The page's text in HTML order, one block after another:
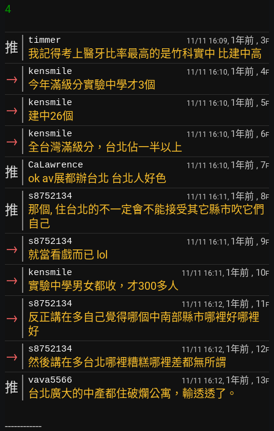
推 timmer 11/11 16:09, 1年前 , 3F
我記得考上醫牙比率最高的是竹科實中 比建中高
→ kensmile 11/11 16:10, 1年前 , 4F
今年滿級分實驗中學才3個
→ kensmile 11/11 16:10, 1年前 , 5F
建中26個
→ kensmile 11/11 16:10, 1年前 , 6F
全台灣滿級分，台北佔一半以上
推 CaLawrence 11/11 16:10, 1年前 , 7F
ok av展都辦台北 台北人好色
推
s8752134 11/11 16:11, 1年前 , 8F
那個, 住台北的不一定會不能接受其它縣市吹它們
自己
→ s8752134 11/11 16:11, 1年前 , 9F
就當看戲而已 lol
→ kensmile 11/11 16:11, 1年前 , 10F
實驗中學男女都收，才300多人
→
s8752134 11/11 16:12, 1年前 , 11 F
反正講在多自己覺得哪個中南部縣市哪裡好哪裡
好
→ s8752134 11/11 16:12, 1年前 , 12F
然後講在多台北哪裡糟糕哪裡差都無所謂
推 vava5566 11/11 16:12, 1年前 , 13F
台北廣大的中產都住破爛公寓，輸透透了。